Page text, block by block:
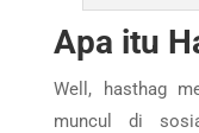
Apa itu
Well, hasthag
muncul di